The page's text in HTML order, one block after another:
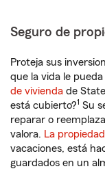
Seguro de
Proteja sus
que la vida le
de vivienda de
está cubierto?1 Su
reparar o
valora. La
vacaciones, está
guardados en un